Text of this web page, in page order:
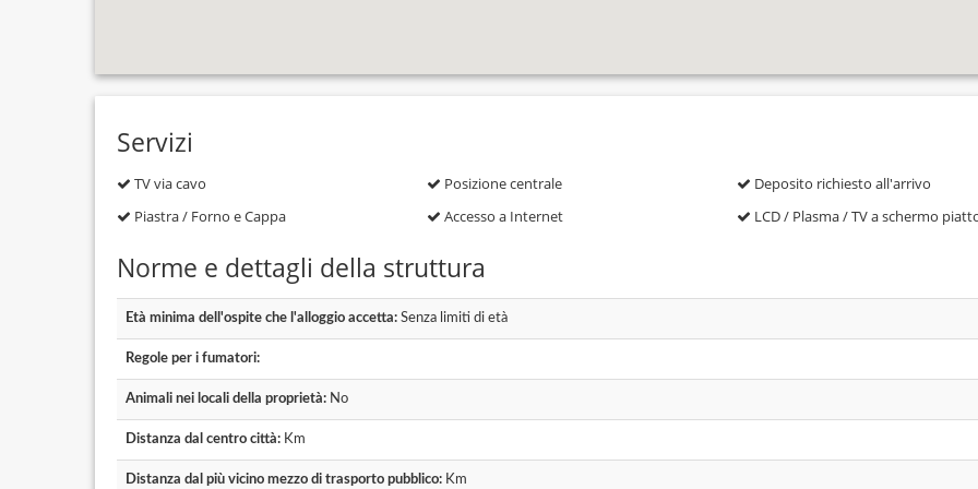
Servizi
TV via cavo Posizione centrale
Deposito richiesto all'arrivo
Piastra / Forno e Cappa
Accesso a Internet LCD / Plasma / TV a schermo
Norme e dettagli della struttura
Età minima dell'ospite che l'alloggio accetta: Senza limiti di età
Regole per i fumatori:
Animali nei locali della proprietà: No
Distanza dal centro città: Km
Distanza dal più vicino mezzo di trasporto pubblico: Km